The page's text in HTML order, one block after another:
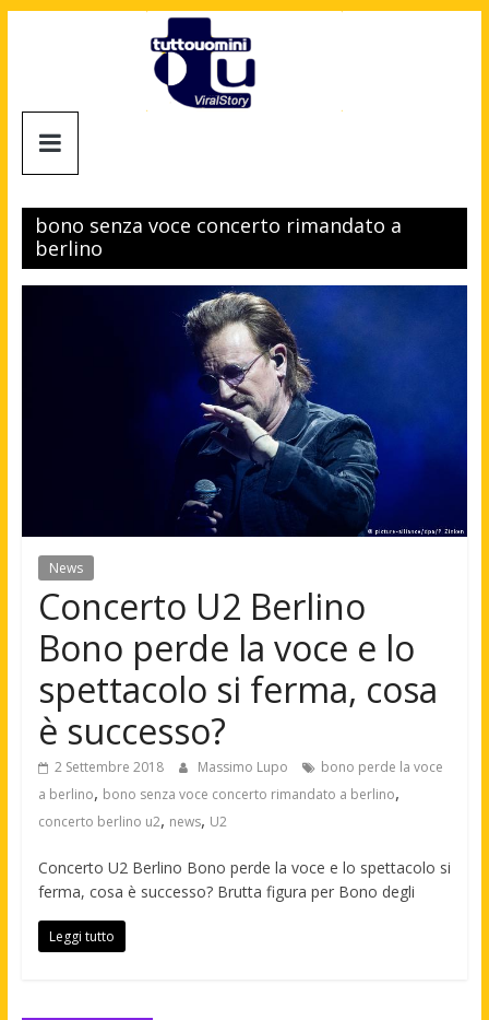
Tuttouomini
Tv,
Cinema,
Motori,
gay
bono senza voce concerto rimandato a
berlino
News
Concerto U2 Berlino
Bono perde la voce e lo
spettacolo si ferma, cosa
è successo?
2 Settembre 2018 Massimo Lupo
bono perde la voce
a berlino, bono senza voce concerto rimandato a berlino,
concerto berlino u2, news, U2
Concerto U2 Berlino Bono perde la voce e lo spettacolo si
ferma, cosa è successo? Brutta figura per Bono degli
Leggi tutto